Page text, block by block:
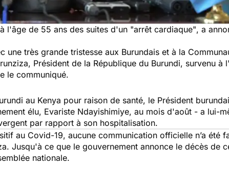
l'âge de 55 ans des suites d'un "arrêt cardiaque", a
très grande tristesse aux Burundais et à la
Président de la République du Burundi, survenu à
le communiqué.
au Kenya pour raison de santé, le Président
élu, Evariste Ndayishimiye, au mois d'août - a lui-
par rapport à son hospitalisation.
au Covid-19, aucune communication officielle n’a été
Jusqu'à ce que le gouvernement annonce le décès de
nationale.